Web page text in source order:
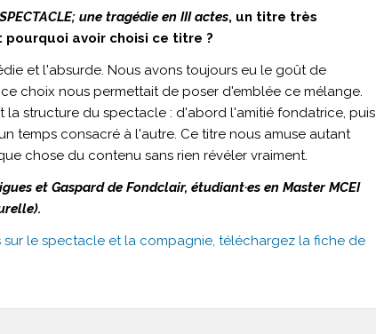
une tragédie en III actes, un titre très
avoir choisi ce titre ?
et l'absurde. Nous avons toujours eu le goût de
choix nous permettait de poser d'emblée ce mélange.
la structure du spectacle : d'abord l'amitié fondatrice, puis
temps consacré à l'autre. Ce titre nous amuse autant
chose du contenu sans rien révéler vraiment.
et Gaspard de Fondclair, étudiant·es en Master MCEI
sur le spectacle et la compagnie, téléchargez la fiche de